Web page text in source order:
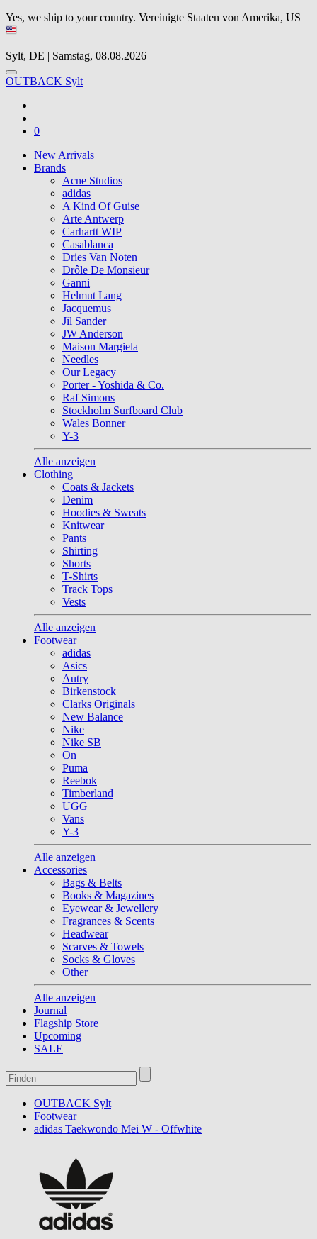
Yes, we ship to your country. Vereinigte Staaten von Amerika, US
Sylt, DE | Samstag, 08.08.2026
OUTBACK Sylt
0
New Arrivals
Brands
Acne Studios
adidas
A Kind Of Guise
Arte Antwerp
Carhartt WIP
Casablanca
Dries Van Noten
Drôle De Monsieur
Ganni
Helmut Lang
Jacquemus
Jil Sander
JW Anderson
Maison Margiela
Needles
Our Legacy
Porter - Yoshida & Co.
Raf Simons
Stockholm Surfboard Club
Wales Bonner
Y-3
Alle anzeigen
Clothing
Coats & Jackets
Denim
Hoodies & Sweats
Knitwear
Pants
Shirting
Shorts
T-Shirts
Track Tops
Vests
Alle anzeigen
Footwear
adidas
Asics
Autry
Birkenstock
Clarks Originals
New Balance
Nike
Nike SB
On
Puma
Reebok
Timberland
UGG
Vans
Y-3
Alle anzeigen
Accessories
Bags & Belts
Books & Magazines
Eyewear & Jewellery
Fragrances & Scents
Headwear
Scarves & Towels
Socks & Gloves
Other
Alle anzeigen
Journal
Flagship Store
Upcoming
SALE
OUTBACK Sylt
Footwear
adidas Taekwondo Mei W - Offwhite